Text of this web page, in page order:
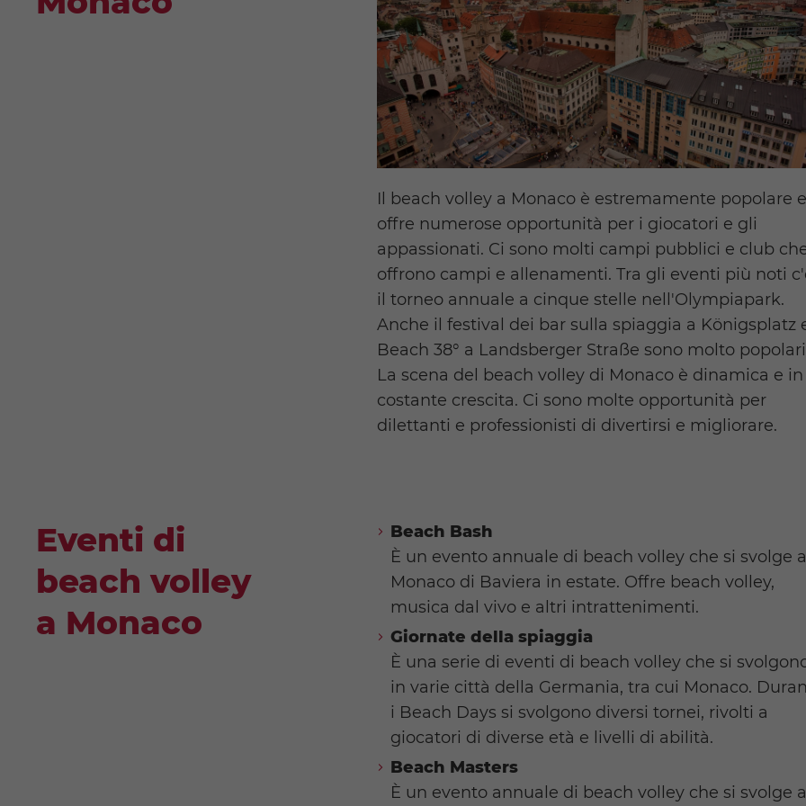
Il beach volley a Monaco è estremamente popolare e
offre numerose opportunità per i giocatori e gli
appassionati. Ci sono molti campi pubblici e club
offrono campi e allenamenti. Tra gli eventi più noti
il torneo annuale a cinque stelle nell'Olympiapark.
Anche il festival dei bar sulla spiaggia a Königsplatz
Beach 38° a Landsberger Straße sono molto
La scena del beach volley di Monaco è dinamica e in
costante crescita. Ci sono molte opportunità per
dilettanti e professionisti di divertirsi e migliorare.
Eventi di
beach volley
a Monaco
Beach Bash
È un evento annuale di beach volley che si svolge a
Monaco di Baviera in estate. Offre beach volley,
musica dal vivo e altri intrattenimenti.
Giornate della spiaggia
È una serie di eventi di beach volley che si
in varie città della Germania, tra cui Monaco.
i Beach Days si svolgono diversi tornei, rivolti a
giocatori di diverse età e livelli di abilità.
Beach Masters
È un evento annuale di beach volley che si svolge a